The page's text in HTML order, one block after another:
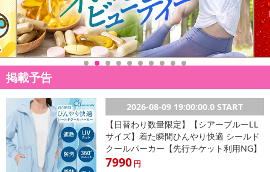
掲載予告
2026-08-09 19:00:00.0 START
【日替わり数量限定】【シアーブルーLL
サイズ】着た瞬間ひんやり快適 シールド
クールパーカー【先行チケット利用NG】
7990円